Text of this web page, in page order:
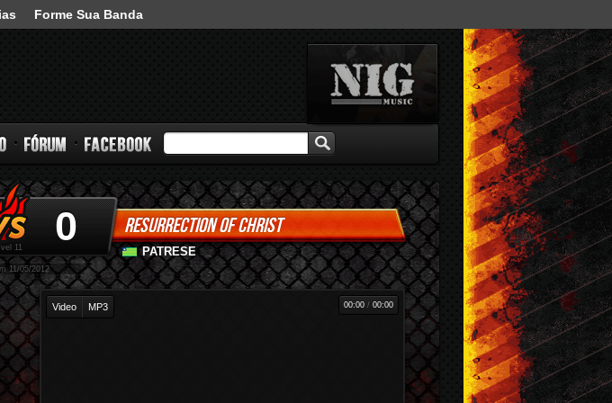
Forme Sua Banda
Fórum FacebookRESURRECTION OF CHRIST
0
- PATRESE
11
11/05/2012
Video MP3 00:00 / 00:00